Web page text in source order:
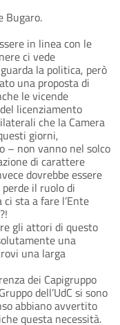
Bugaro.
in linea con le
ci vede
la politica, però
una proposta di
le vicende
licenziamento
che la Camera
giorni,
– non vanno nel solco
di carattere
dovrebbe essere
il ruolo di
sta a fare l’Ente
gli attori di questo
una
una larga
dei Capigruppo
dell’UdC si sono
abbiano avvertito
questa necessità.